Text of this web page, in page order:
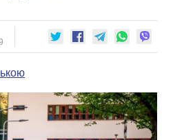
ПОЛИТИКОВ